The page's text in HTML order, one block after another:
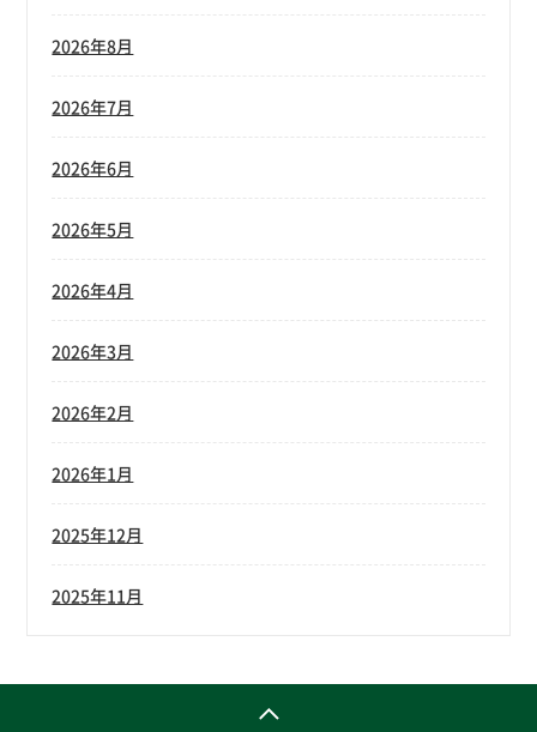
2026年8月
2026年7月
2026年6月
2026年5月
2026年4月
2026年3月
2026年2月
2026年1月
2025年12月
2025年11月